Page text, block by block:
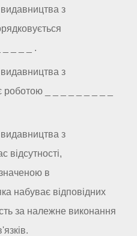
з
_ _ _ _ .
з
роботою _ _ _ _ _ _ _ _ _
з
відсутності,
в
набуває відповідних
за належне виконання